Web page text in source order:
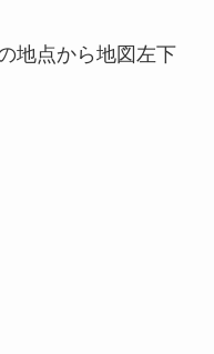
地点から地図左下